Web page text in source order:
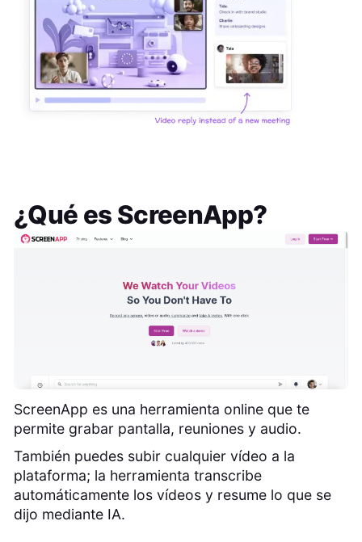
¿Qué es ScreenApp?
ScreenApp es una herramienta online que te
permite grabar pantalla, reuniones y audio.
También puedes subir cualquier vídeo a la
plataforma; la herramienta transcribe
automáticamente los vídeos y resume lo que se
dijo mediante IA.